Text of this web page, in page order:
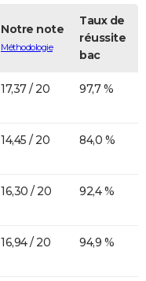
Notre note
Méthodologie
Taux de
réussite
bac
17,37 / 20 97,7 %
14,45 / 20 84,0 %
16,30 / 20 92,4 %
16,94 / 20 94,9 %